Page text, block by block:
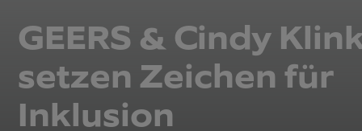
GEERS & Cindy
setzen Zeichen für
Inklusion